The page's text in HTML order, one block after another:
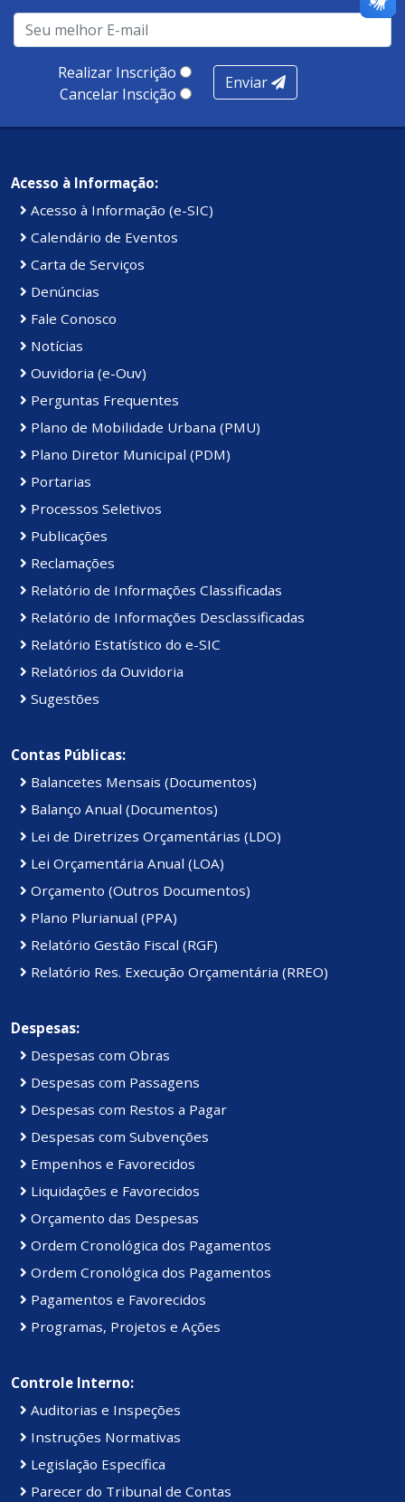
infraestrutura, presença digital e cobertura e
produtividade. Somados, todos as categorias totalizam
Kennedy.Realizar Inscrição
Cancelar Inscição
Enviar
Acesso à Informação:
Acesso à Informação (e-SIC)
Calendário de Eventos
Carta de Serviços
Denúncias
Fale Conosco
Notícias
Ouvidoria (e-Ouv)
Perguntas Frequentes
Plano de Mobilidade Urbana (PMU)
Plano Diretor Municipal (PDM)
Portarias
Processos Seletivos
Publicações
Reclamações
Relatório de Informações Classificadas
Relatório de Informações Desclassificadas
Relatório Estatístico do e-SIC
Relatórios da Ouvidoria
Sugestões
Contas Públicas:
Balancetes Mensais (Documentos)
Balanço Anual (Documentos)
Lei de Diretrizes Orçamentárias (LDO)
Lei Orçamentária Anual (LOA)
Orçamento (Outros Documentos)
Plano Plurianual (PPA)
Relatório Gestão Fiscal (RGF)
Relatório Res. Execução Orçamentária (RREO)
Despesas:
Despesas com Obras
Despesas com Passagens
Despesas com Restos a Pagar
Despesas com Subvenções
Empenhos e Favorecidos
Liquidações e Favorecidos
Orçamento das Despesas
Ordem Cronológica dos Pagamentos
Ordem Cronológica dos Pagamentos
Pagamentos e Favorecidos
Programas, Projetos e Ações
Controle Interno:
Auditorias e Inspeções
Instruções Normativas
Legislação Específica
Parecer do Tribunal de Contas